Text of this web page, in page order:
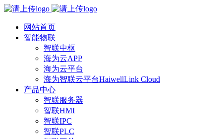
网站首页
智能物联
智联中枢
海为云APP
海为云平台
海为智联云平台HaiwellLink Cloud
产品中心
智联服务器
智联HMI
智联IPC
智联PLC